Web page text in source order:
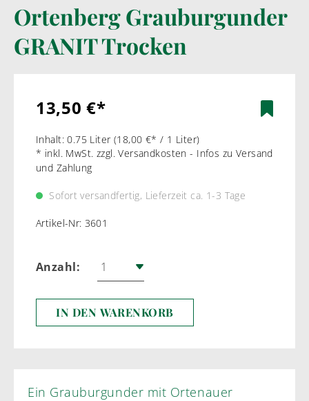
Ortenberg Grauburgunder
GRANIT Trocken
13,50 €*
Inhalt:0.75 Liter (18,00 €* / 1 Liter)
* inkl. MwSt. zzgl. Versandkosten - Infos zu Versand
und Zahlung
Sofort versandfertig, Lieferzeit ca. 1-3 Tage
Artikel-Nr: 3601
Anzahl:
IN DEN WARENKORB
Ein Grauburgunder mit Ortenauer